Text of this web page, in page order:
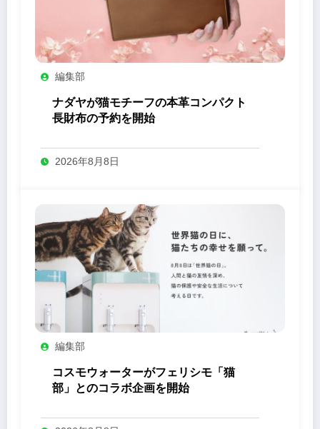
編集部
ナダヤが猫モチーフの本革コンパクト
長財布の予約を開始
2026年8月8日
編集部
コスモウォーターがフェリシモ「猫
部」とのコラボ企画を開始